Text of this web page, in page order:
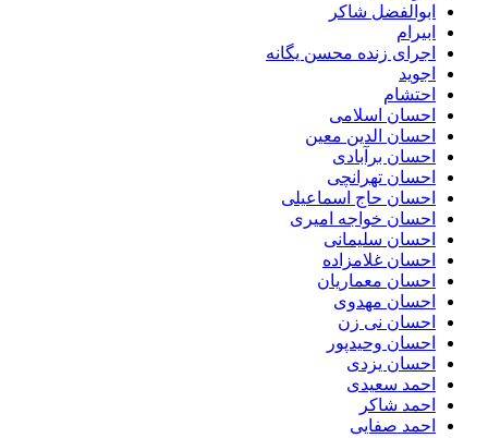
ابوالفضل شاکر
ابیرام
اجرای زنده محسن یگانه
اجوید
احتشام
احسان اسلامی
احسان الدین معین
احسان برآبادی
احسان تهرانچی
احسان حاج اسماعیلی
احسان خواجه امیری
احسان سلیمانی
احسان غلامزاده
احسان معماریان
احسان مهدوی
احسان نی زن
احسان وحیدپور
احسان یزدی
احمد سعیدی
احمد شاکر
احمد صفایی